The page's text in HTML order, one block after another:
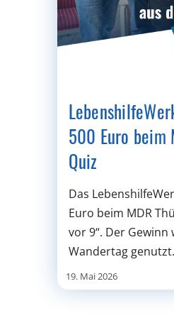
500 Euro beim
Quiz
Das
Euro beim MDR
vor 9“. Der
Wandertag genutzt.
19. Mai 2026